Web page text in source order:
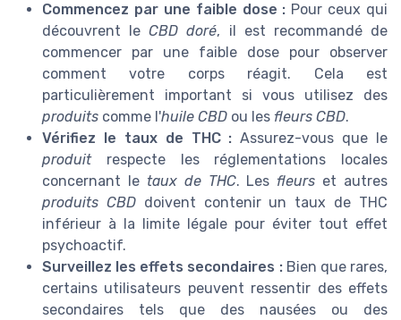
Commencez par une faible dose : Pour ceux qui
découvrent leCBD doré, il est recommandé de
commencer par une faible dose pour observer
comment votre corps réagit. Cela est
particulièrement important si vous utilisez des
produits comme l'huile CBD ou les fleurs CBD.
Vérifiez le taux de THC : Assurez-vous que le
produitrespecte les réglementations locales
concernant le taux de THC. Les fleurs et autres
produits CBDdoivent contenir un taux de THC
inférieur à la limite légale pour éviter tout effet
psychoactif.
Surveillez les effets secondaires :Bien que rares,
certains utilisateurs peuvent ressentir des effets
secondaires tels que des nausées ou des